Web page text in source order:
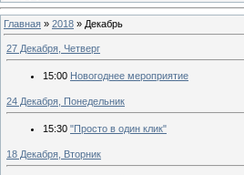
Главная » 2018 » Декабрь
27 Декабря, Четверг
15:00 Новогоднее мероприятие
24 Декабря, Понедельник
15:30 "Просто в один клик"
18 Декабря, Вторник